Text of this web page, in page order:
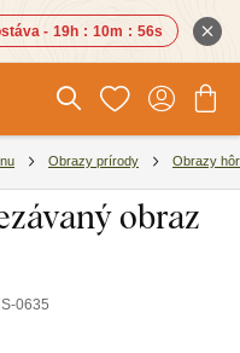
- 19h : 10m : 55s
Obrazy prírody Obrazy hôr
obraz
0635